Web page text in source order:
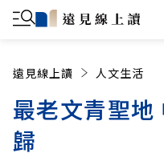
遠見線上讀 人文生活
最老文青聖地
歸